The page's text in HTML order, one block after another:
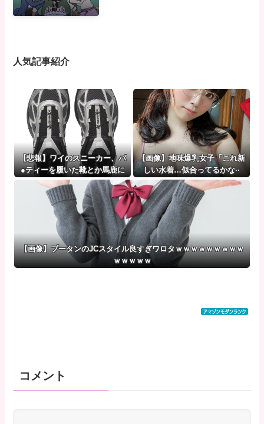
人気記事紹介
【悲報】ワイのスニーカー、パ
●ティーを履いた靴とか馬鹿に
される
【画像】地味爆乳女子「これ新
しい水着…似合ってるかな··
·？」ﾊﾟｼｬｯ
【画像】ブータンのJCスタイル良すぎワロタｗｗｗｗｗｗｗｗｗ
ｗｗｗｗｗ
コメント